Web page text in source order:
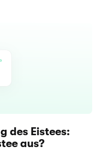
des Eistees:
aus?